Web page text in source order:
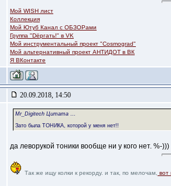
Мой WISH лист
Коллекция
Мой Ютуб Канал с ОБЗОРами
Группа "Dёргать!" в VK
Мой инструментальный проект "Cosmograd"
Мой альтернативный проект АНТИДОТ в ВК
Я ВКонтакте
20.09.2018, 14:50
Mr_Digitech Цитата ...
Зато была ТОНИКА, которой у меня нет!!
да леворукой тоники вообще ни у кого нет. %-)))
Так же ищу колки к рекорду. и так, по мелочам, вот